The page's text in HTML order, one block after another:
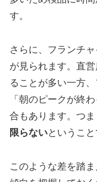
す。
さらに、フランチ
が見られます。直
ることが多い一方
「朝のピークが終
合もあります。つま
限らないということ
このような差を踏